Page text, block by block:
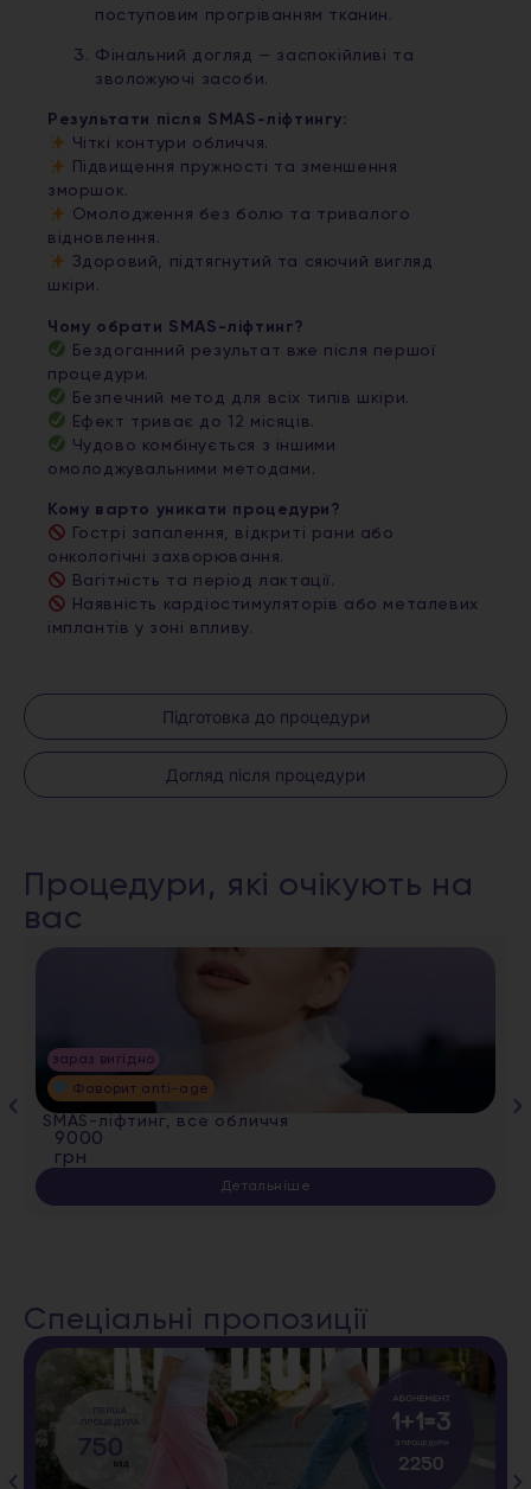
Підготовка до процедури
Догляд після процедури
поступовим прогріванням тканин.
Фінальний догляд — заспокійливі та
зволожуючі засоби.
Результати після SMAS-ліфтингу:
Чіткі контури обличчя.
Підвищення пружності та зменшення
зморшок.
Омолодження без болю та тривалого
відновлення.
Здоровий, підтягнутий та сяючий вигляд
шкіри.
Чому обрати SMAS-ліфтинг?
Бездоганний результат вже після першої
процедури.
Безпечний метод для всіх типів шкіри.
Ефект триває до 12 місяців.
Чудово комбінується з іншими
омолоджувальними методами.
Кому варто уникати процедури?
Гострі запалення, відкриті рани або
онкологічні захворювання.
Вагітність та період лактації.
Наявність кардіостимуляторів або металевих
імплантів у зоні впливу.
Процедури, які очікують на
вас
зараз вигідно
Фаворит anti-age
SMAS-ліфтинг, все обличчя
9000
грн
Детальніше
Спеціальні пропозиції